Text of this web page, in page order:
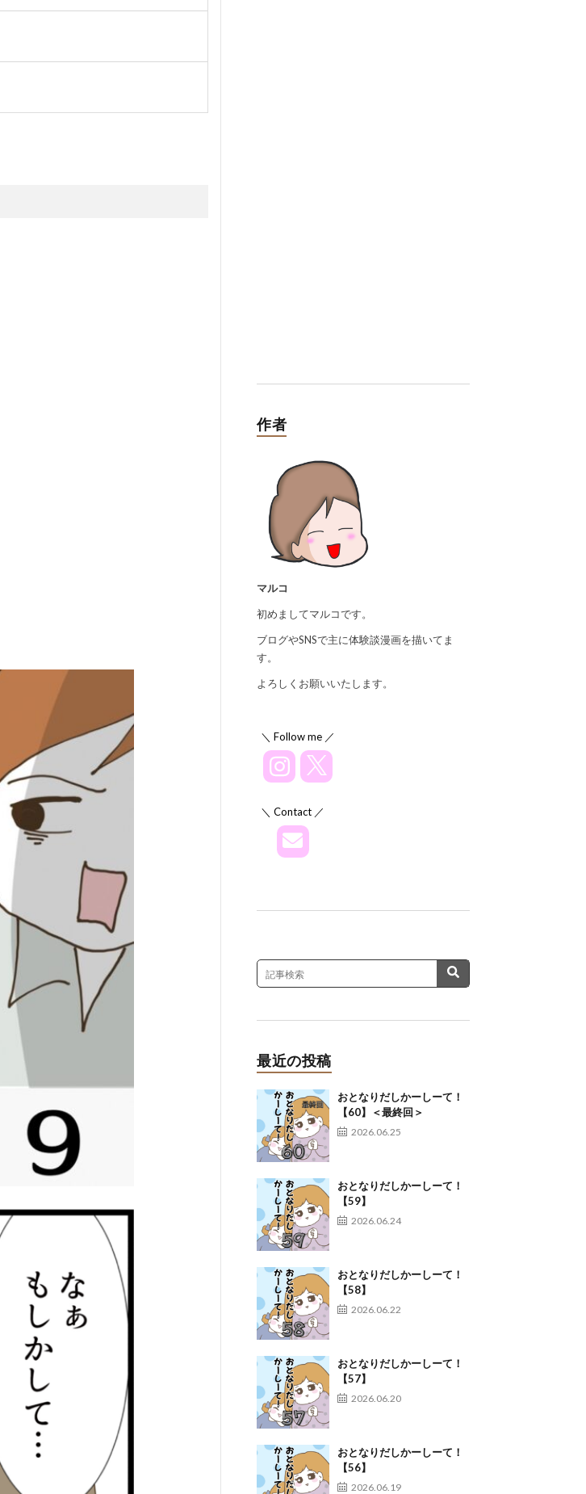
作者
マルコ
初めましてマルコです。
ブログやSNSで主に体験談漫画を描いてま
す。
よろしくお願いいたします。
＼ Follow me ／
＼ Contact ／
最近の投稿
おとなりだしかーしーて！
【60】＜最終回＞
2026.06.25
おとなりだしかーしーて！
【59】
2026.06.24
おとなりだしかーしーて！
【58】
2026.06.22
おとなりだしかーしーて！
【57】
2026.06.20
おとなりだしかーしーて！
【56】
2026.06.19